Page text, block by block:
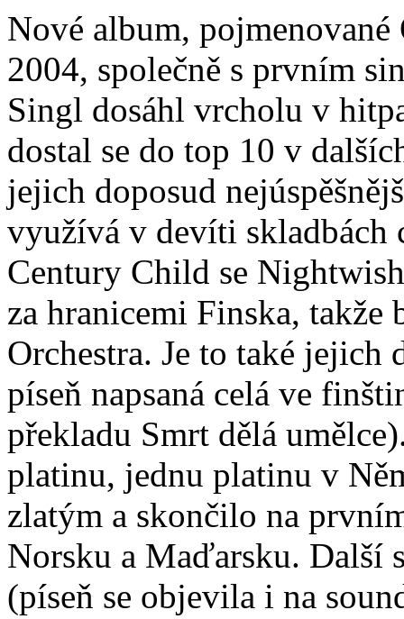
Nové album,
2004, společně s prvním
Singl dosáhl vrcholu v
dostal se do top 10 v
jejich doposud
využívá v devíti skladbách
Century Child se
za hranicemi Finska,
Orchestra. Je to také jejich
píseň napsaná celá ve
překladu Smrt dělá
platinu, jednu platinu v
zlatým a skončilo na
Norsku a Maďarsku.
(píseň se objevila i na